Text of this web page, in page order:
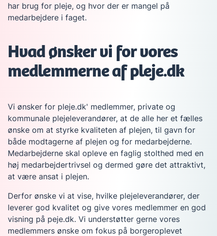
har brug for pleje, og hvor der er mangel på
medarbejdere i faget.
Hvad ønsker vi for vores
medlemmerne af pleje.dk
Vi ønsker for pleje.dk' medlemmer, private og
kommunale plejeleverandører, at de alle her et fælles
ønske om at styrke kvaliteten af plejen, til gavn for
både modtagerne af plejen og for medarbejderne.
Medarbejderne skal opleve en faglig stolthed med en
høj medarbejdertrivsel og dermed gøre det attraktivt,
at være ansat i plejen.
Derfor ønske vi at vise, hvilke plejeleverandører, der
leverer god kvalitet og give vores medlemmer en god
visning på peje.dk. Vi understøtter gerne vores
medlemmers ønske om fokus på borgeroplevet